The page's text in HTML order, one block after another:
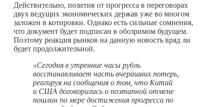
Действительно, позитив от прогресса в переговорах
двух ведущих экономических держав уже во многом
заложен в котировки. Однако есть сильные сомнения,
что документ будет подписан в обозримом будущем.
Поэтому реакция рынков на данную новость вряд ли
будет продолжительной.
«Сегодня в утренние часы рубль
восстанавливает часть вчерашних потерь,
реагируя на сообщения о том, что Китай
и США договорились о поэтапной отмене
пошлин по мере достижения прогресса по